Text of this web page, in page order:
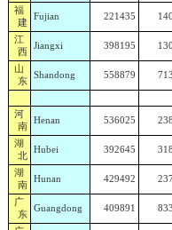
福
建
Fujian 221435
江
西
Jiangxi 398195
山
东
Shandong 558879
河
南
Henan 536025
湖
北
Hubei 392645
湖
南
Hunan 429492
广
东
Guangdong 409891